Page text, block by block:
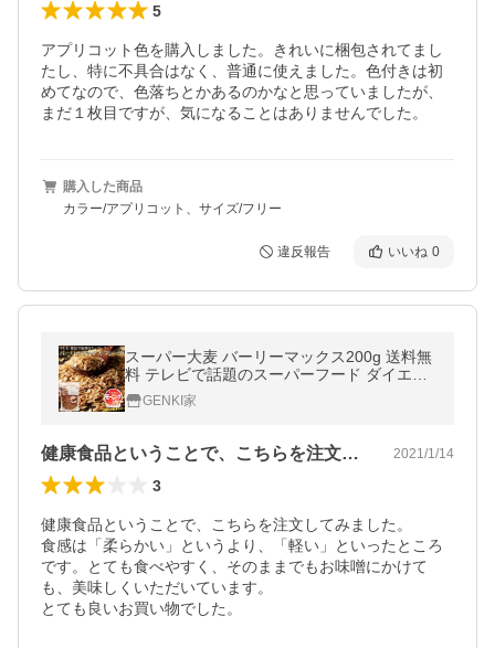
5
アプリコット色を購入しました。きれいに梱包されてまし
たし、特に不具合はなく、普通に使えました。色付きは初
めてなので、色落ちとかあるのかなと思っていましたが、
まだ１枚目ですが、気になることはありませんでした。
購入した商品
カラー/アプリコット、サイズ/フリー
違反報告 いいね 0
スーパー大麦 バーリーマックス200g 送料無
料 テレビで話題のスーパーフード ダイエッ
トにおすすめ！オートミール シリアル フレ
ークGENKI家
健康食品ということで、こちらを注文して… 2021/1/14
3
健康食品ということで、こちらを注文してみました。
食感は「柔らかい」というより、「軽い」といったところ
です。とても食べやすく、そのままでもお味噌にかけて
も、美味しくいただいています。
とても良いお買い物でした。